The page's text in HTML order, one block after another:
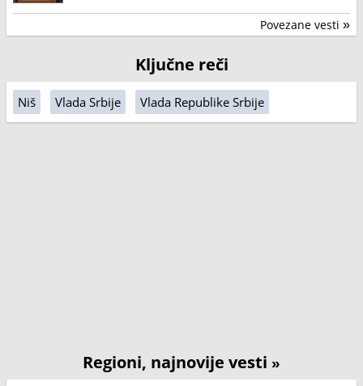
Povezane vesti »
Ključne reči
Niš Vlada Srbije Vlada Republike Srbije
Regioni, najnovije vesti »